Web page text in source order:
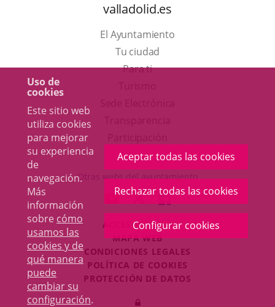
Uso de
cookies
Este sitio web
utiliza cookies
para mejorar
su experiencia
de
navegación.
Más
información
sobre cómo
usamos las
cookies y de
qué manera
puede
cambiar su
configuración.
Aceptar todas las cookies
Rechazar todas las cookies
Configurar cookies
valladolid.es
El Ayuntamiento
Tu ciudad
Para ti
en
una
ventana
nueva.
aplicación
externa.
Otras webs del ayuntamiento
ENLACE
A
UNA
APLICACIÓN
EXTERNA.
ENLACE
A
UNA
APLICACIÓN
EXTERNA.
ENLACE
A
UNA
EXTERNA.
ACCESIBILIDAD
MAPA WEB
CONDICIONES LEGALES
POLÍTICA DE COOKIES
PROTECCIÓN DE DATOS
Iniciar